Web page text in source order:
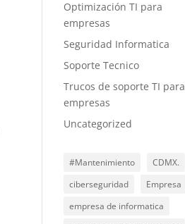
Optimización TI para
empresas
Seguridad Informatica
Soporte Tecnico
Trucos de soporte TI para
empresas
Uncategorized
#Mantenimiento
CDMX.
ciberseguridad
Empresa
empresa de informatica